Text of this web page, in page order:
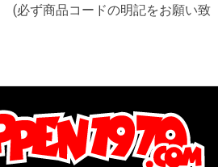
(必ず商品コードの明記をお願い致